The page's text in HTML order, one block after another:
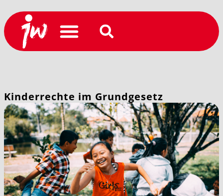
Kinderrechte im Grundgesetz